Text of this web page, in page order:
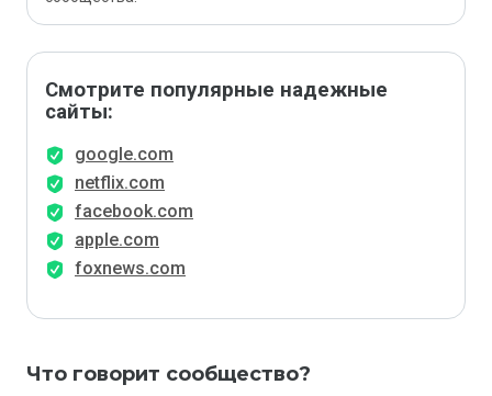
Смотрите популярные надежные
сайты:
google.com
netflix.com
facebook.com
apple.com
foxnews.com
Что говорит сообщество?